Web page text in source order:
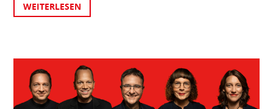
WEITERLESEN